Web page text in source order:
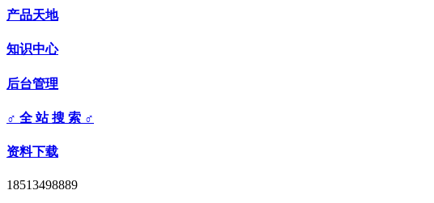
产品天地
知识中心
后台管理
♂ 全 站 搜 索 ♂
资料下载
18513498889